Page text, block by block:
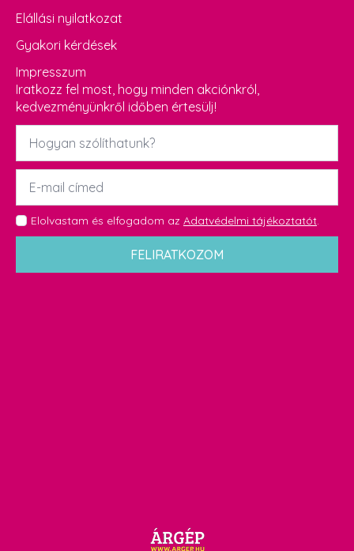
Elállási nyilatkozat
Gyakori kérdések
Impresszum
Iratkozz fel most, hogy minden akciónkról,
kedvezményünkről időben értesülj!
Név
Email
GDPR
*
Elolvastam és elfogadom az Adatvédelmi tájékoztatót.
FELIRATKOZOM